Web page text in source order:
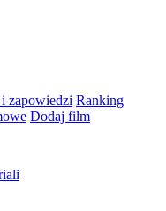
zapowiedzi Ranking
Dodaj film